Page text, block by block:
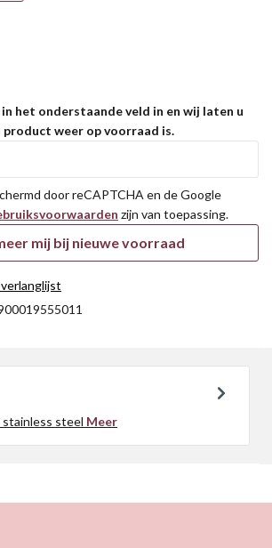
het onderstaande veld in en wij laten u
weer op voorraad is.
door reCAPTCHA en de Google
zijn van toepassing.
mij bij nieuwe voorraad
steel Meer